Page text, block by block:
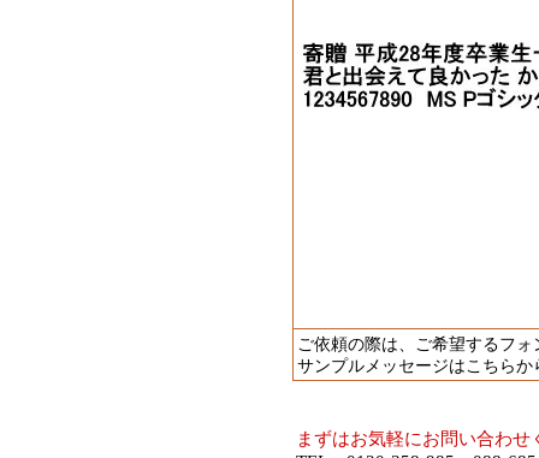
ご依頼の際は、ご希望するフ
サンプルメッセージはこちらか
まずはお気軽にお問い合わせ